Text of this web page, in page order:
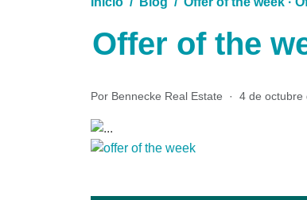
Offer of the
Por Bennecke Real Estate · 4 de octubre